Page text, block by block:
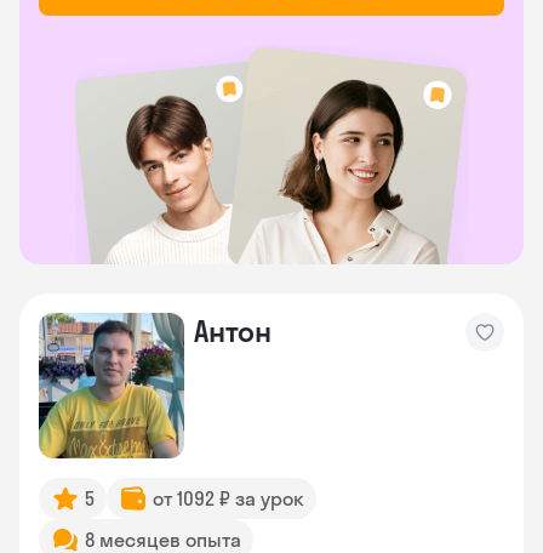
Антон
5
от 1092 ₽ за урок
8 месяцев опыта